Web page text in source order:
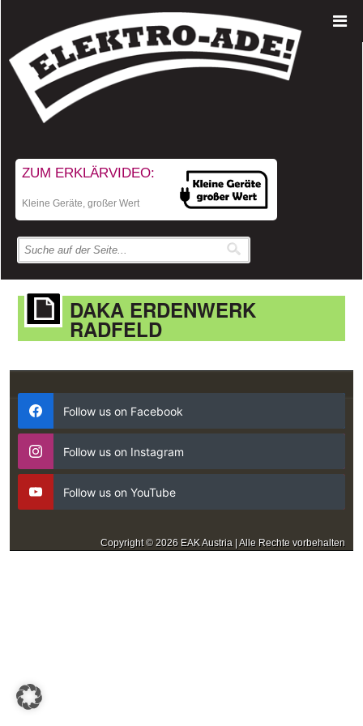
ZUM ERKLÄRVIDEO:
Kleine Geräte, großer Wert
DAKA ERDENWERK
RADFELD
Follow us on Facebook
Follow us on Instagram
Follow us on YouTube
Copyright © 2026 EAK Austria | Alle Rechte vorbehalten